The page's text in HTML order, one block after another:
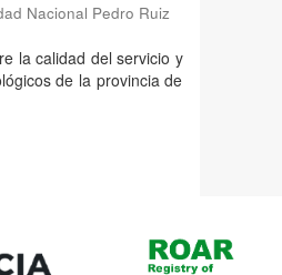
Nacional Pedro Ruiz
la calidad del servicio y
de la provincia de